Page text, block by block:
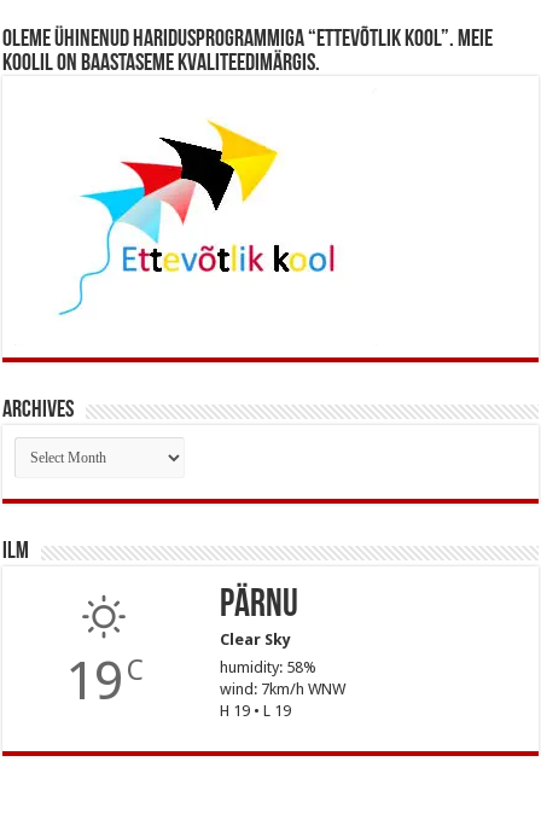
Oleme ühinenud haridusprogrammiga “Ettevõtlik Kool”. Meie
koolil on baastaseme kvaliteedimärgis.
Archives
Archives
Ilm
19 C
Pärnu
Clear Sky
humidity: 58%
wind: 7km/h WNW
H 19 • L 19